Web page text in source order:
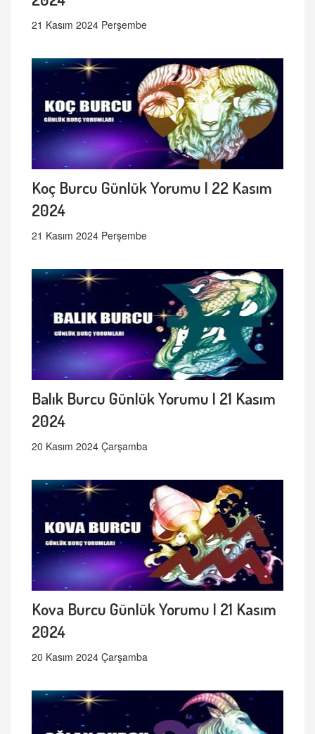
21 Kasım 2024 Perşembe
Koç Burcu Günlük Yorumu | 22 Kasım
2024
21 Kasım 2024 Perşembe
Balık Burcu Günlük Yorumu | 21 Kasım
2024
20 Kasım 2024 Çarşamba
Kova Burcu Günlük Yorumu | 21 Kasım
2024
20 Kasım 2024 Çarşamba